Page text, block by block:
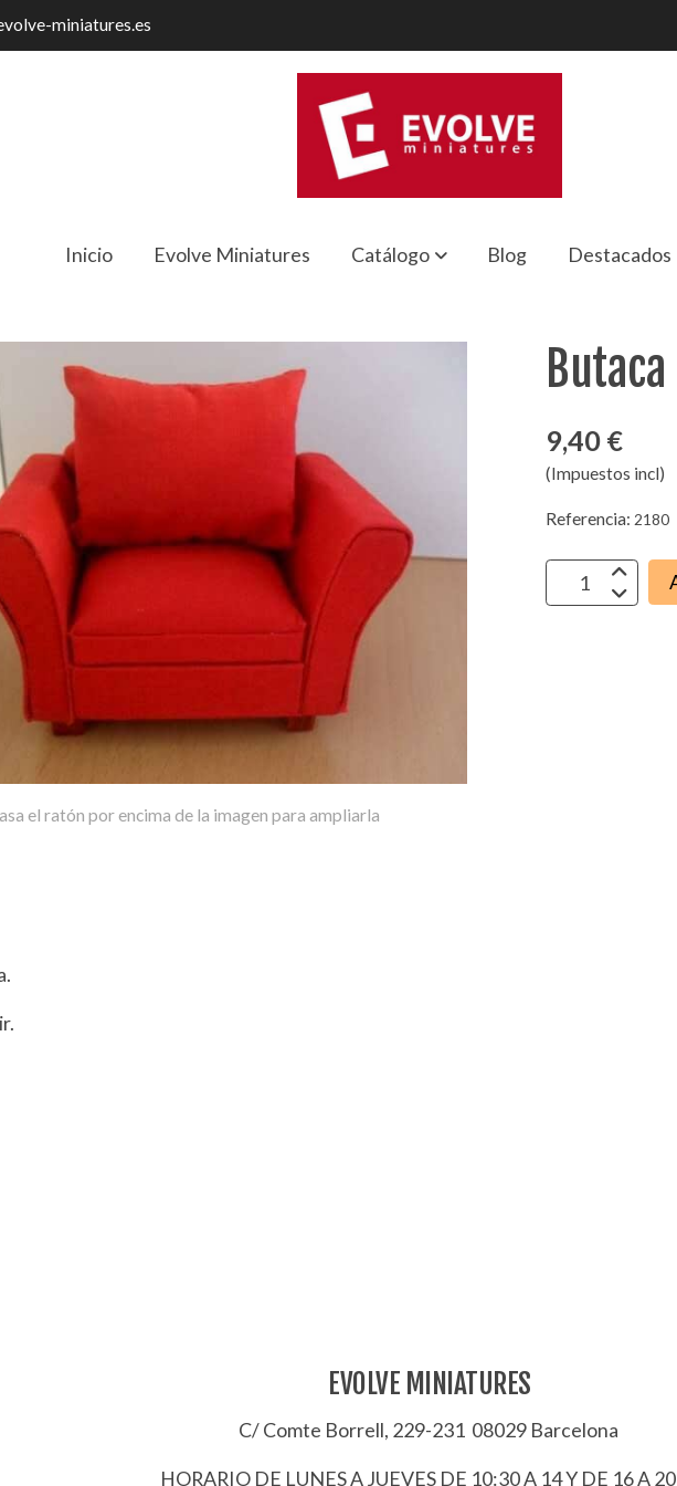
miniatures.es
Inicio Evolve Miniatures Catálogo Blog Destacados
el ratón por encima de la imagen para ampliarla
9,40 €
(Impuestos incl)
Referencia: 2180
EVOLVE MINIATURES
C/ Comte Borrell, 229-231 08029 Barcelona
HORARIO DE LUNES A JUEVES DE 10:30 A 14 Y DE 16 A